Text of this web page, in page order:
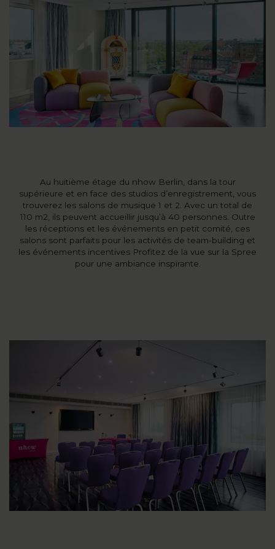
Au huitième étage du nhow Berlin, dans la tour
supérieure et en face des studios d’enregistrement, vous
trouverez les salons de musique 1 et 2. Avec un total de
110 m2, ils peuvent accueillir jusqu’à 40 personnes. Outre
les réceptions et les événements en petit comité, ces
salons sont parfaits pour les activités de team-building et
les événements incentives Profitez de la vue sur la Spree
pour une ambiance inspirante.